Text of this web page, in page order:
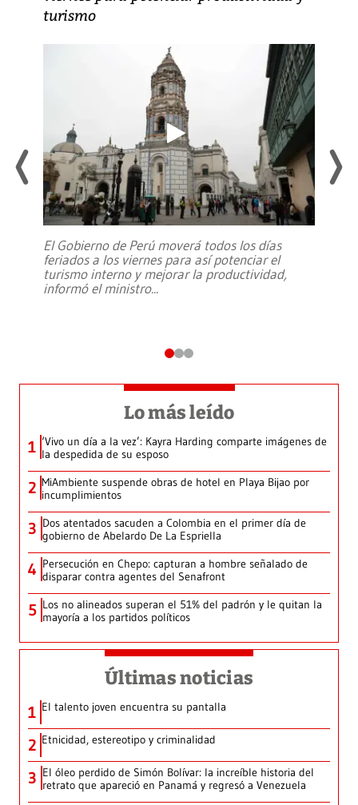
turismo
El Gobierno de Perú moverá todos los días
feriados a los viernes para así potenciar el
turismo interno y mejorar la productividad,
informó el ministro...
Lo más leído
1 ‘Vivo un día a la vez’: Kayra Harding comparte imágenes de
la despedida de su esposo
2 MiAmbiente suspende obras de hotel en Playa Bijao por
incumplimientos
3 Dos atentados sacuden a Colombia en el primer día de
gobierno de Abelardo De La Espriella
4 Persecución en Chepo: capturan a hombre señalado de
disparar contra agentes del Senafront
5 Los no alineados superan el 51% del padrón y le quitan la
mayoría a los partidos políticos
Últimas noticias
1 El talento joven encuentra su pantalla​
2 Etnicidad, estereotipo y criminalidad
3 El óleo perdido de Simón Bolívar: la increíble historia del
retrato que apareció en Panamá y regresó a Venezuela